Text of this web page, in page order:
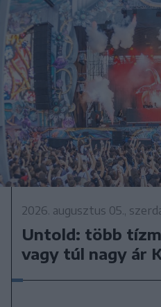
2026. augusztus 05.,
Untold: több
vagy túl nagy ár